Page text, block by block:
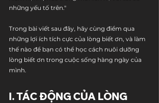
những yếu tố trên."
Trong bài viết sau đây, hãy cùng điểm qua
những lợi ích tích cực của lòng biết ơn, và làm
thế nào để bạn có thể học cách nuôi dưỡng
lòng biết ơn trong cuộc sống hàng ngày của
mình.
I. TÁC ĐỘNG CỦA LÒNG